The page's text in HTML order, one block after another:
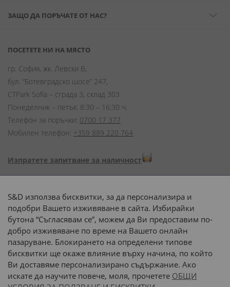
ЗАЩО ДА ПОРЪЧАТЕ ОТ НАС?
ПОСЕТЕТЕ НИ НА МЯСТО
гр. София, жк. Левски В,
бул. “Ботевградско шосе” 247,
CTPark Sofia – сграда 3, склад 303
Понеделник – петък: 8:30 – 16:30 ч.
Телефон за поръчки: 0700 17 377
Мобилен телефон: +359 889 220 764
Изпратете запитване за наличност
Начини на плащане:
Доставка до адрес с:
или
наш транспорт
S&D използва бисквитки, за да персонализира и
подобри Вашето изживяване в сайта. Избирайки
бутона “Съгласявам се”, можем да Ви предоставим по-
добро изживяване по време на Вашето онлайн
пазаруване. Блокирането на определени типове
бисквитки ще окаже влияние върху начина, по който
Ви доставяме персонализирано съдържание. Ако
искате да научите повече, моля, прочетете ОБЩИ